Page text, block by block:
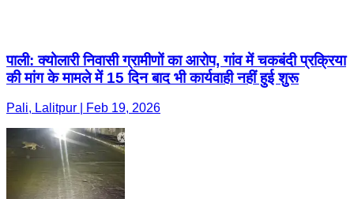
पाली: क्योलारी निवासी ग्रामीणों का आरोप, गांव में चकबंदी प्रक्रिया
की मांग के मामले में 15 दिन बाद भी कार्यवाही नहीं हुई शुरू
Pali, Lalitpur | Feb 19, 2026